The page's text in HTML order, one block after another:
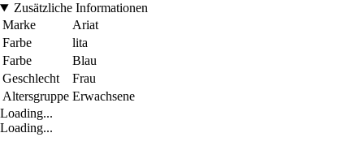
Zusätzliche Informationen
Marke
Ariat
Farbe
lita
Farbe
Blau
Geschlecht
Frau
Altersgruppe Erwachsene
Loading...
Loading...